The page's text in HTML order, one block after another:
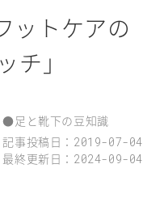
トケアの
チ」
●足と靴下の豆知識
記事投稿日： 2019-07-04
最終更新日： 2024-09-04